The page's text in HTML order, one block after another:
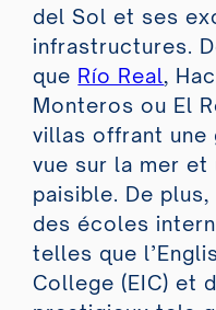
del Sol et ses
infrastructures.
que Río Real,
Monteros ou El
villas offrant une
vue sur la mer
paisible. De
des écoles
telles que
College (EIC) et